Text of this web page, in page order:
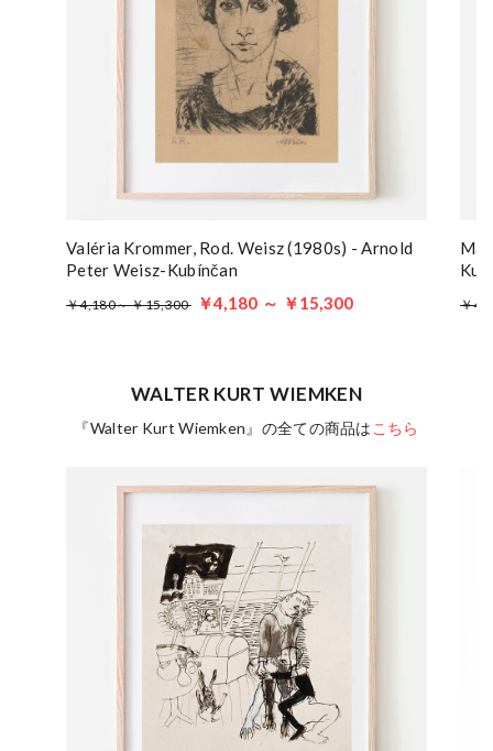
Valéria Krommer, Rod. Weisz (1980s) - Arnold
Peter Weisz-Kubínčan
￥4,180～ ￥15,300 ￥4,180 ～ ￥15,300 ￥
WALTER KURT WIEMKEN
『Walter Kurt Wiemken』の全ての商品は こちら